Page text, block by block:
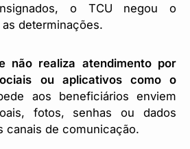
o TCU negou o
determinações.
não realiza atendimento por
ou aplicativos como o
aos beneficiários enviem
fotos, senhas ou dados
canais de comunicação.